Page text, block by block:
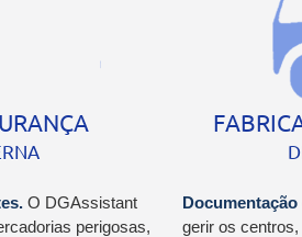
O DGAssistant
perigosas,
gerir os